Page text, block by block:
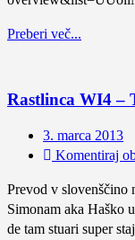
Preberi več...
Rastlinca WI4 –
3. marca 2013
Komentiraj
Prevod v slovenščino
Simonam aka Haško
de tam stuari super